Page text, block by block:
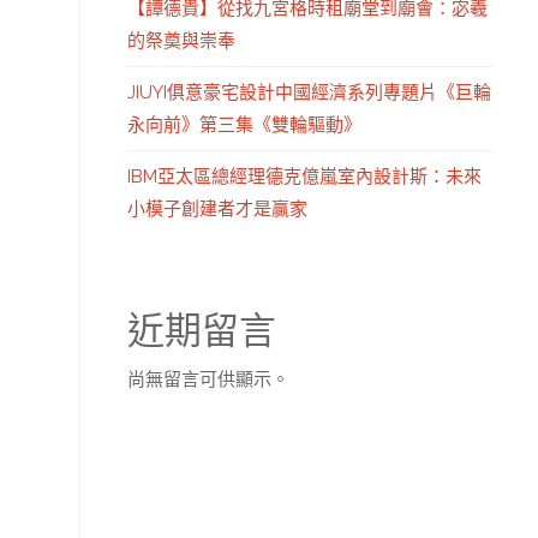
【譚德貴】從找九宮格時租廟堂到廟會：宓羲
的祭奠與崇奉
JIUYI俱意豪宅設計中國經濟系列專題片《巨輪
永向前》第三集《雙輪驅動》
IBM亞太區總經理德克億嵐室內設計斯：未來
小模子創建者才是贏家
近期留言
尚無留言可供顯示。